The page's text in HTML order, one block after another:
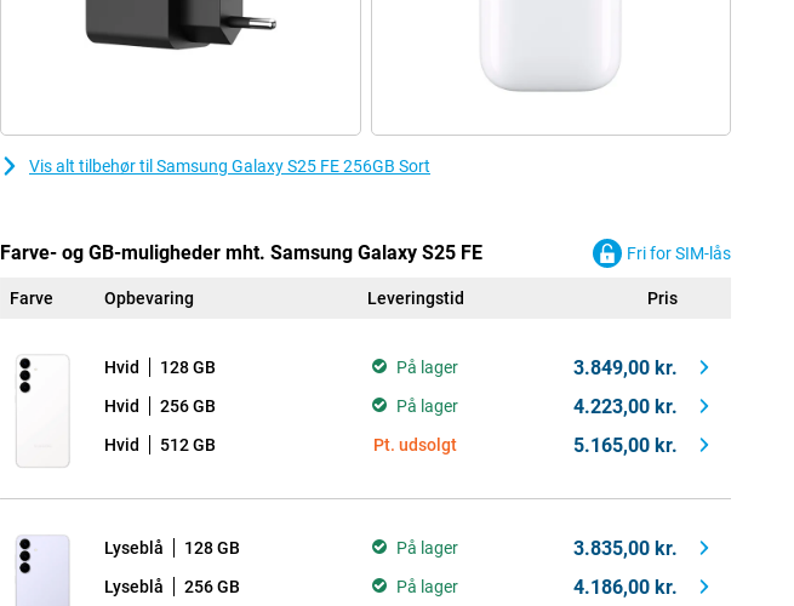
Vis alt tilbehør til Samsung Galaxy S25 FE 256GB Sort
Farve- og GB-muligheder mht. Samsung Galaxy S25 FE Fri for SIM-lås
Farve Opbevaring Leveringstid Pris
Hvid 128 GB På lager 3.849,00 kr.
Hvid 256 GB På lager 4.223,00 kr.
Hvid 512 GB Pt. udsolgt 5.165,00 kr.
Lyseblå 128 GB På lager 3.835,00 kr.
Lyseblå 256 GB På lager 4.186,00 kr.